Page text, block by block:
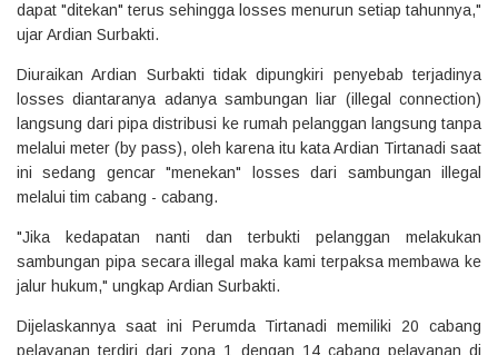
dapat "ditekan" terus sehingga losses menurun setiap tahunnya,"
ujar Ardian Surbakti.
Diuraikan Ardian Surbakti tidak dipungkiri penyebab terjadinya
losses diantaranya adanya sambungan liar (illegal connection)
langsung dari pipa distribusi ke rumah pelanggan langsung tanpa
melalui meter (by pass), oleh karena itu kata Ardian Tirtanadi saat
ini sedang gencar "menekan" losses dari sambungan illegal
melalui tim cabang - cabang.
"Jika kedapatan nanti dan terbukti pelanggan melakukan
sambungan pipa secara illegal maka kami terpaksa membawa ke
jalur hukum," ungkap Ardian Surbakti.
Dijelaskannya saat ini Perumda Tirtanadi memiliki 20 cabang
pelayanan terdiri dari zona 1 dengan 14 cabang pelayanan di